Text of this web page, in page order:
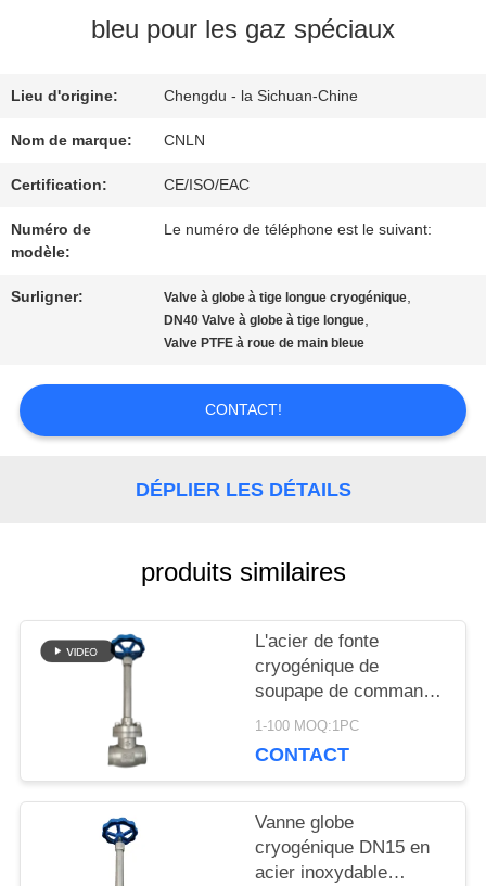
NOUS
VISITE
D'USINE
CONTRÔLE
DE
QUALITÉ
CONTACTEZ-
NOUS
DEMANDEZ
UNE
CITATION
bleu pour les gaz spéciaux
Lieu d'origine: Chengdu - la Sichuan-Chine
Nom de marque: CNLN
Certification: CE/ISO/EAC
Numéro de
modèle:
Le numéro de téléphone est le suivant:
Surligner: Valve à globe à tige longue cryogénique,
DN40 Valve à globe à tige longue,
Valve PTFE à roue de main bleue
CONTACT!
DÉPLIER LES DÉTAILS
produits similaires
L'acier de fonte
cryogénique de
soupape de commande
de globe ou l'acier
le matériel aux besoins
1-100 MOQ:1PC
CONTACT
Vanne globe
cryogénique DN15 en
acier inoxydable